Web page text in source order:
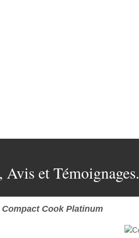
et Témoignages.
Cook Platinum